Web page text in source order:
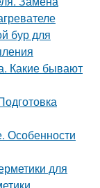
бур для
Какие бывают
Особенности
для